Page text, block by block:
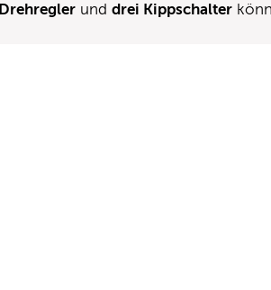
Drehregler unddrei Kippschalter